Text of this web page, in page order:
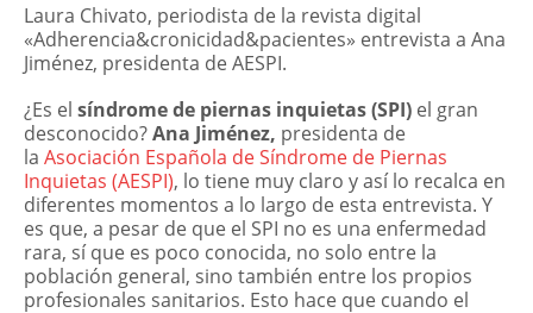
Laura Chivato, periodista de la revista digital
«Adherencia&cronicidad&pacientes» entrevista a Ana
Jiménez, presidenta de AESPI.
¿Es el síndrome de piernas inquietas (SPI) el gran
desconocido?Ana Jiménez, presidenta de
la Asociación Española de Síndrome de Piernas
Inquietas (AESPI), lo tiene muy claro y así lo recalca en
diferentes momentos a lo largo de esta entrevista. Y
es que, a pesar de que el SPI no es una enfermedad
rara, sí que es poco conocida, no solo entre la
población general, sino también entre los propios
profesionales sanitarios. Esto hace que cuando el